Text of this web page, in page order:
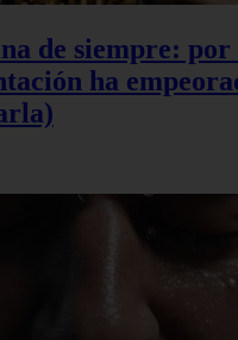
de siempre: por
ha